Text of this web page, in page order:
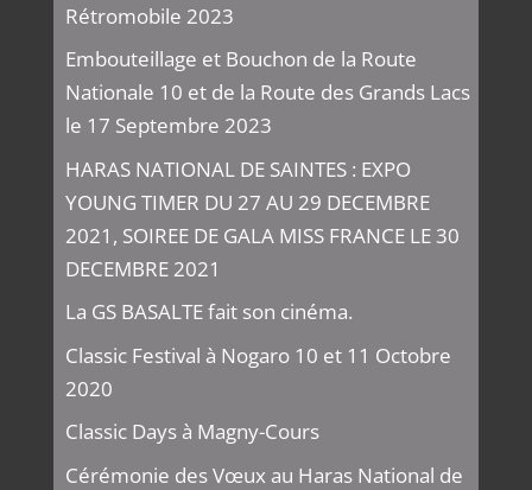
Rétromobile 2023
Embouteillage et Bouchon de la Route
Nationale 10 et de la Route des Grands Lacs
le 17 Septembre 2023
HARAS NATIONAL DE SAINTES : EXPO
YOUNG TIMER DU 27 AU 29 DECEMBRE
2021, SOIREE DE GALA MISS FRANCE LE 30
DECEMBRE 2021
La GS BASALTE fait son cinéma.
Classic Festival à Nogaro 10 et 11 Octobre
2020
Classic Days à Magny-Cours
Cérémonie des Vœux au Haras National de